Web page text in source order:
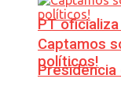
PT
Presidência
Captamos
políticos!